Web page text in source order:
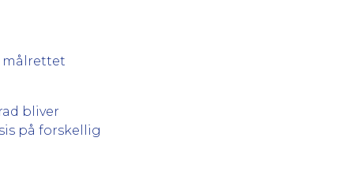
målrettet
bliver
på forskellig